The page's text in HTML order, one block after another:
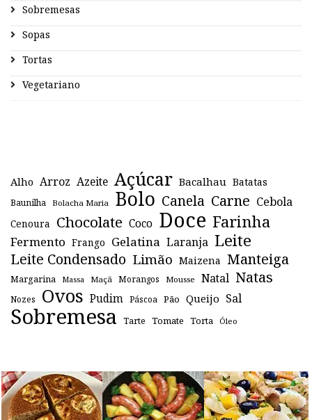
Sobremesas
Sopas
Tortas
Vegetariano
Alho Arroz Azeite Açúcar Bacalhau Batatas
Baunilha Bolacha Maria Bolo Canela Carne Cebola
Cenoura Chocolate Coco Doce Farinha
Fermento Frango Gelatina Laranja Leite
Leite Condensado Limão Maizena Manteiga
Margarina Massa Maçã Morangos Mousse Natal Natas
Nozes Ovos Pudim Páscoa Pão Queijo Sal
Sobremesa Tarte Tomate Torta Óleo